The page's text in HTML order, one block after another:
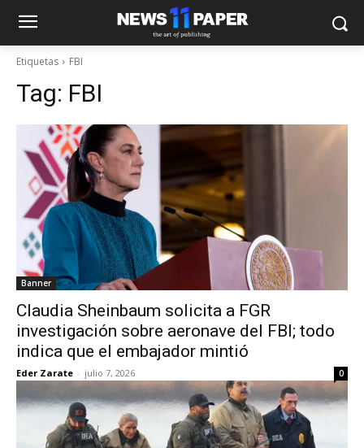
Etiquetas FBI
Tag: FBI
Banner
Claudia Sheinbaum solicita a FGR
investigación sobre aeronave del FBI; todo
indica que el embajador mintió
Eder Zarate - julio 7, 2026 0